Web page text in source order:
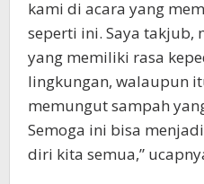
kami di acara yang
seperti ini. Saya takjub,
yang memiliki rasa
lingkungan, walaupun
memungut sampah
Semoga ini bisa
diri kita semua,”